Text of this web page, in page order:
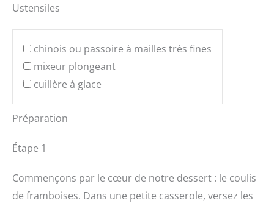
Ustensiles
chinois ou passoire à mailles très fines
mixeur plongeant
cuillère à glace
Préparation
Étape 1
Commençons par le cœur de notre dessert : le coulis
de framboises. Dans une petite casserole, versez les